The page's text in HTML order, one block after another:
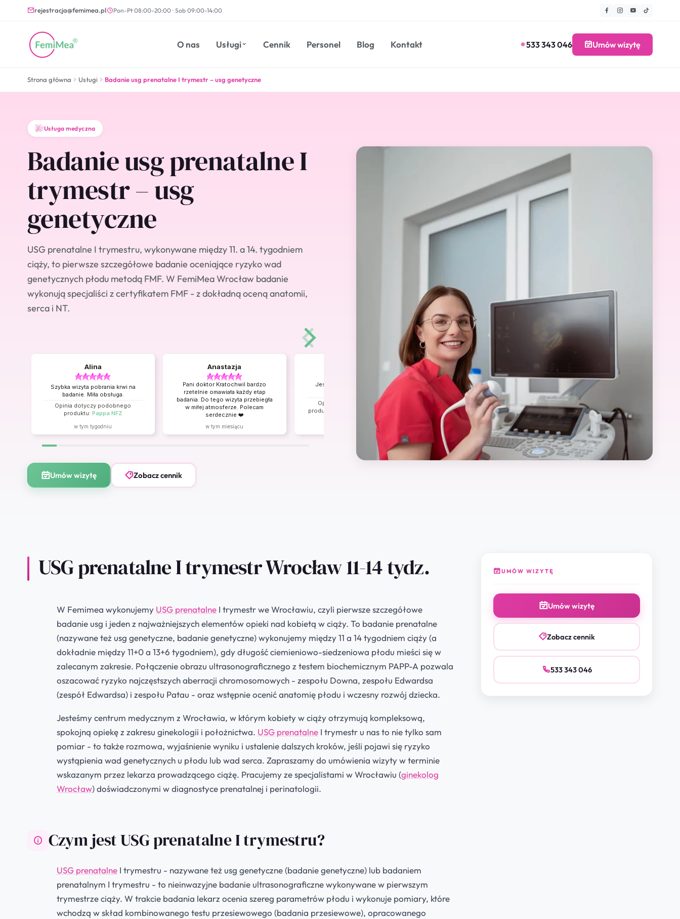
rejestracja@femimea.pl Pon-Pt 08:00-20:00 · Sob 09:00-14:00
O nas Usługi Cennik Personel Blog Kontakt 533 343 046 Umów wizytę
Strona główna Usługi Badanie usg prenatalne I trymestr – usg genetyczne
Usługa medyczna
Badanie usg prenatalne I
trymestr – usg
genetyczne
USG prenatalne I trymestru, wykonywane między 11. a 14. tygodniem
ciąży, to pierwsze szczegółowe badanie oceniające ryzyko wad
genetycznych płodu metodą FMF. W FemiMea Wrocław badanie
wykonują specjaliści z certyfikatem FMF - z dokładną oceną anatomii,
serca i NT.
Alina
Szybka wizyta pobrania krwi na
badanie. Miła obsługa.
Opinia dotyczy podobnego
produktu: Pappa NFZ
w tym tygodniu
Anastazja
Pani doktor Kratochwil bardzo
rzetelnie omawiała każdy etap
badania. Do tego wizyta przebiegła
w miłej atmosferze. Polecam
serdecznie ❤️
Opinia dotyczy podobnego
produktu:USG położnicze
w tym miesiącu
Jestem bardzo zadowolona z
Opinia dotyczy podobnego
produktu:
w tym miesiącu
PAULA
Profesjonalnie, konkretnie,
empatycznie.
w tym miesiącu
Joanna
Badanie prenatalne w I trymestrze
przebiegło w bardzo spokojnej i
przyjaznej atmosferze. Wszystko
zostało dokładnie wyjaśnione, bez
pośpiechu i z ogromną
cierpliwością. Podczas badania
doktor Celewicz na bieżąco
opowiadał, co widać na USG,
tłumaczył każdy etap i odpowiadał
na wszystkie pytania w sposób
zrozumiały i profesjonalny. To
w tym miesiącu
Umów wizytę Zobacz cennik
USG prenatalne I trymestr Wrocław 11-14 tydz.
W Femimea wykonujemy USG prenatalneI trymestr we Wrocławiu, czyli pierwsze szczegółowe
badanie usg i jeden z najważniejszych elementów opieki nad kobietą w ciąży. To badanie prenatalne
(nazywane też usg genetyczne, badanie genetyczne) wykonujemy między 11 a 14 tygodniem ciąży (a
dokładnie między 11+0 a 13+6 tygodniem), gdy długość ciemieniowo-siedzeniowa płodu mieści się w
zalecanym zakresie. Połączenie obrazu ultrasonograficznego z testem biochemicznym PAPP-A pozwala
oszacować ryzyko najczęstszych aberracji chromosomowych - zespołu Downa, zespołu Edwardsa
(zespół Edwardsa) i zespołu Patau - oraz wstępnie ocenić anatomię płodu i wczesny rozwój dziecka.
Jesteśmy centrum medycznym z Wrocławia, w którym kobiety w ciąży otrzymują kompleksową,
spokojną opiekę z zakresu ginekologii i położnictwa. USG prenatalneI trymestr u nas to nie tylko sam
pomiar - to także rozmowa, wyjaśnienie wyniku i ustalenie dalszych kroków, jeśli pojawi się ryzyko
wystąpienia wad genetycznych u płodu lub wad serca. Zapraszamy do umówienia wizyty w terminie
wskazanym przez lekarza prowadzącego ciążę. Pracujemy ze specjalistami w Wrocławiu (ginekolog
Wrocław) doświadczonymi w diagnostyce prenatalnej i perinatologii.
Czym jest USG prenatalne I trymestru?
USG prenatalneI trymestru - nazywane też usg genetyczne (badanie genetyczne) lub badaniem
prenatalnym I trymestru - to nieinwazyjne badanie ultrasonograficzne wykonywane w pierwszym
trymestrze ciąży. W trakcie badania lekarz ocenia szereg parametrów płodu i wykonuje pomiary, które
wchodzą w skład kombinowanego testu przesiewowego (badania przesiewowe), opracowanego
UMÓW WIZYTĘ
Umów wizytę
Zobacz cennik
533 343 046